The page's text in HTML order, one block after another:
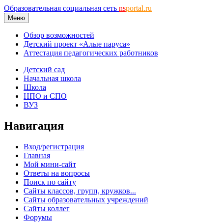
Образовательная социальная сеть nsportal.ru
Меню
Обзор возможностей
Детский проект «Алые паруса»
Аттестация педагогических работников
Детский сад
Начальная школа
Школа
НПО и СПО
ВУЗ
Навигация
Вход/регистрация
Главная
Мой мини-сайт
Ответы на вопросы
Поиск по сайту
Сайты классов, групп, кружков...
Сайты образовательных учреждений
Сайты коллег
Форумы